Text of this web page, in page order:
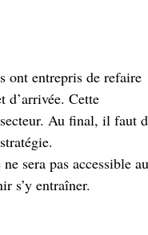
ont entrepris de refaire
d’arrivée. Cette
Au final, il faut
sera pas accessible
s’y entraîner.